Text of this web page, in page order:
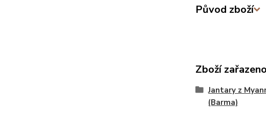
Původ zboží
Zboží
Jantary z
(Barma)